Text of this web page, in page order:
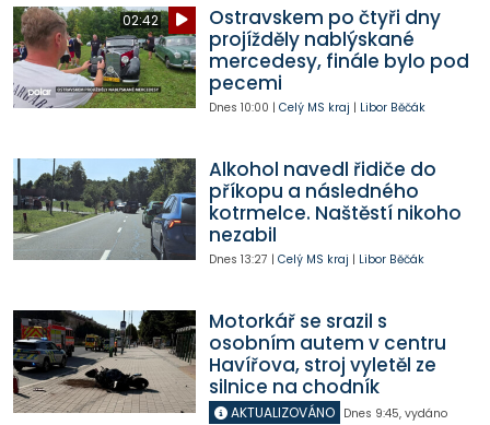
02:42
Ostravskem po čtyři dny
projížděly nablýskané
mercedesy, finále bylo pod
pecemi
Dnes 10:00 | Celý MS kraj | Libor Běčák
Alkohol navedl řidiče do
příkopu a následného
kotrmelce. Naštěstí nikoho
nezabil
Dnes 13:27 | Celý MS kraj | Libor Běčák
Motorkář se srazil s
osobním autem v centru
Havířova, stroj vyletěl ze
silnice na chodník
AKTUALIZOVÁNO Dnes 9:45, vydáno